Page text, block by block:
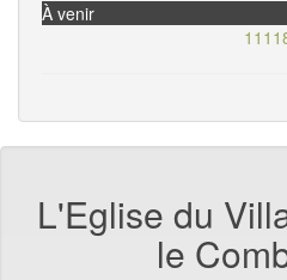
À venir
L'Eglise du
le